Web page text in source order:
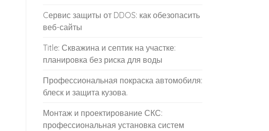
Cервис защиты от DDOS: как обезопасить
веб-сайты
Title: Скважина и септик на участке:
планировка без риска для воды
Профессиональная покраска автомобиля:
блеск и защита кузова.
Монтаж и проектирование СКС:
профессиональная установка систем